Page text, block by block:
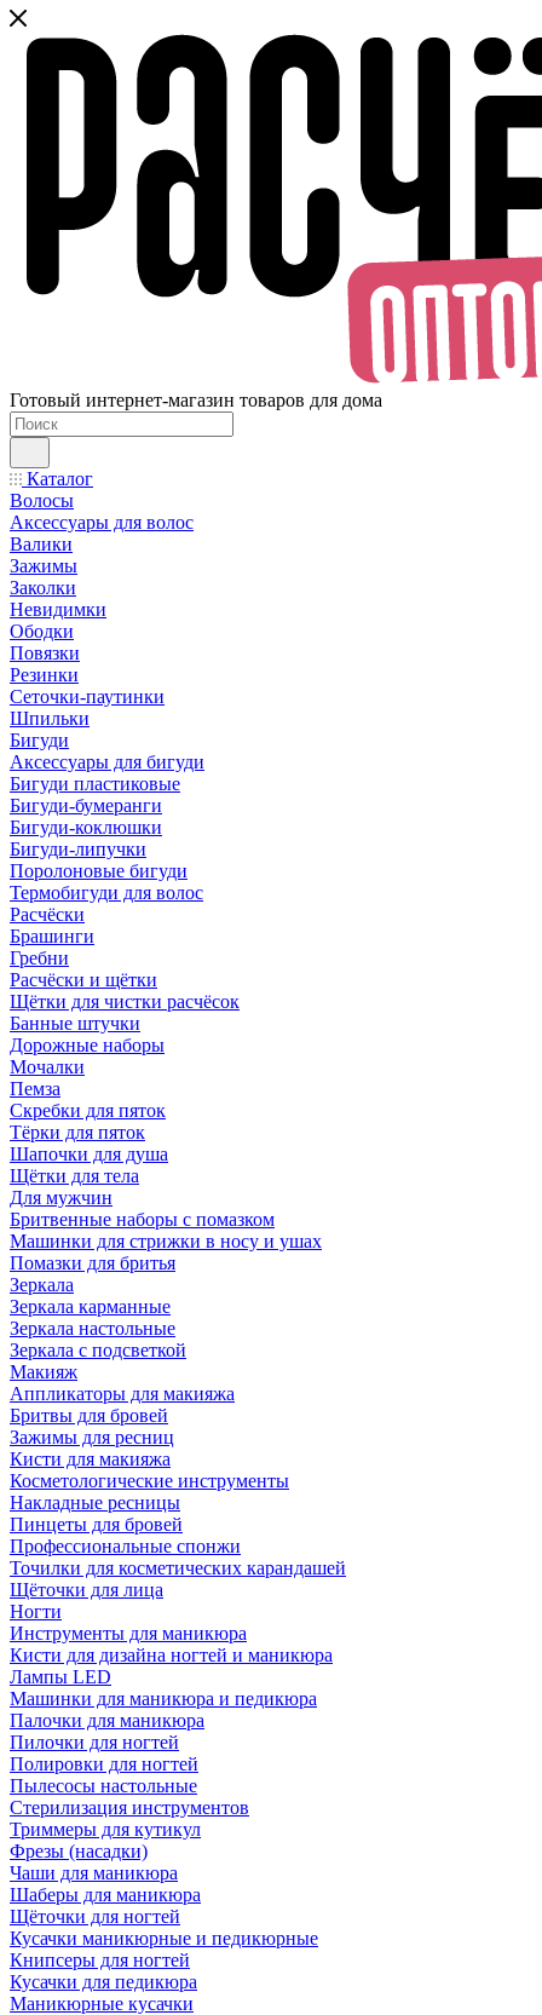
Готовый интернет-магазин товаров для дома
Каталог
Волосы
Аксессуары для волос
Валики
Зажимы
Заколки
Невидимки
Ободки
Повязки
Резинки
Сеточки-паутинки
Шпильки
Бигуди
Аксессуары для бигуди
Бигуди пластиковые
Бигуди-бумеранги
Бигуди-коклюшки
Бигуди-липучки
Поролоновые бигуди
Термобигуди для волос
Расчёски
Брашинги
Гребни
Расчёски и щётки
Щётки для чистки расчёсок
Банные штучки
Дорожные наборы
Мочалки
Пемза
Скребки для пяток
Тёрки для пяток
Шапочки для душа
Щётки для тела
Для мужчин
Бритвенные наборы с помазком
Машинки для стрижки в носу и ушах
Помазки для бритья
Зеркала
Зеркала карманные
Зеркала настольные
Зеркала с подсветкой
Макияж
Аппликаторы для макияжа
Бритвы для бровей
Зажимы для ресниц
Кисти для макияжа
Косметологические инструменты
Накладные ресницы
Пинцеты для бровей
Профессиональные спонжи
Точилки для косметических карандашей
Щёточки для лица
Ногти
Инструменты для маникюра
Кисти для дизайна ногтей и маникюра
Лампы LED
Машинки для маникюра и педикюра
Палочки для маникюра
Пилочки для ногтей
Полировки для ногтей
Пылесосы настольные
Стерилизация инструментов
Триммеры для кутикул
Фрезы (насадки)
Чаши для маникюра
Шаберы для маникюра
Щёточки для ногтей
Кусачки маникюрные и педикюрные
Книпсеры для ногтей
Кусачки для педикюра
Маникюрные кусачки